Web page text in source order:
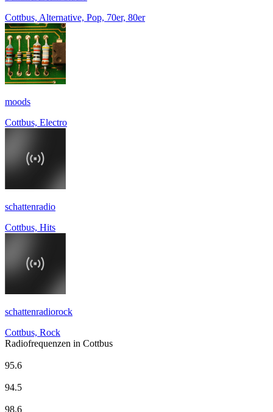
Cottbus, Alternative, Pop, 70er, 80er
moods
Cottbus, Electro
schattenradio
Cottbus, Hits
schattenradiorock
Cottbus, Rock
Radiofrequenzen in Cottbus
95.6
94.5
98.6